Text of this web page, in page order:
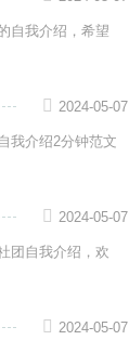
自我介绍，希望
我介绍2分钟范文
2024-05-07
团自我介绍，欢
2024-05-07
2024-05-07